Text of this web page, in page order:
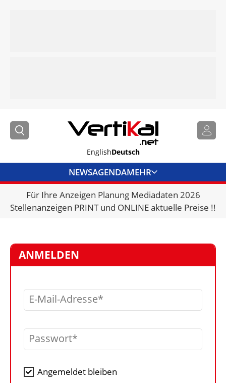
EnglishDeutsch
NEWSAGENDAMEHR
BRANCHENLINKS
VERMIETER
VIDEOS
BIBLIOTHEK
KRAN & BÜHNE
Für Ihre Anzeigen Planung Mediadaten 2026
Stellenanzeigen PRINT und ONLINE aktuelle Preise !!
ANMELDEN
E-Mail-Adresse
Passwort
Angemeldet bleiben